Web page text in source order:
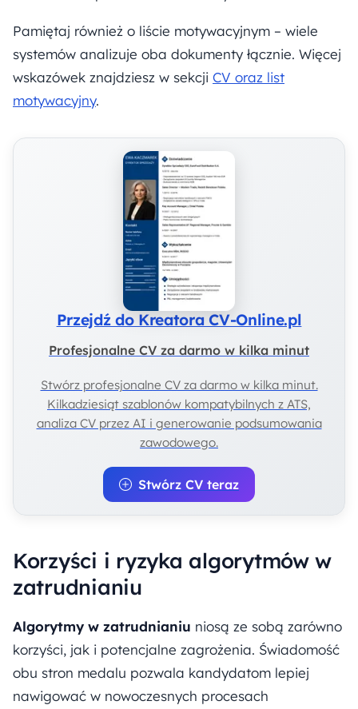
Pamiętaj również o liście motywacyjnym – wiele
systemów analizuje oba dokumenty łącznie. Więcej
wskazówek znajdziesz w sekcji CV oraz list
motywacyjny.
Przejdź do Kreatora CV-Online.pl
Profesjonalne CV za darmo w kilka minut
Stwórz profesjonalne CV za darmo w kilka minut.
Kilkadziesiąt szablonów kompatybilnych z ATS,
analiza CV przez AI i generowanie podsumowania
zawodowego.
Stwórz CV teraz
Korzyści i ryzyka algorytmów w
zatrudnianiu
Algorytmy w zatrudnianiu niosą ze sobą zarówno
korzyści, jak i potencjalne zagrożenia. Świadomość
obu stron medalu pozwala kandydatom lepiej
nawigować w nowoczesnych procesach